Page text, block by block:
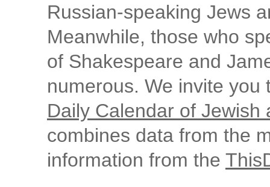
Russian‑speaking Jews
Meanwhile, those who
of Shakespeare and
numerous. We invite
Daily Calendar of Jewish
combines data from the
information from the